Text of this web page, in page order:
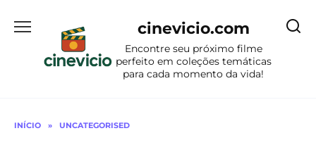
para
conteúdo
cinevicio.com
Encontre seu próximo filme
perfeito em coleções temáticas
para cada momento da vida!
INÍCIO » UNCATEGORISED